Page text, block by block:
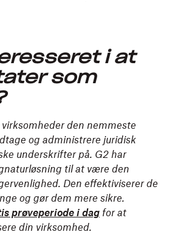
i at
som
den nemmeste
og administrere juridisk
underskrifter på. G2 har
til at være den
Den effektiviserer de
og gør dem mere sikre.
prøveperiode i dag for at
din virksomhed.